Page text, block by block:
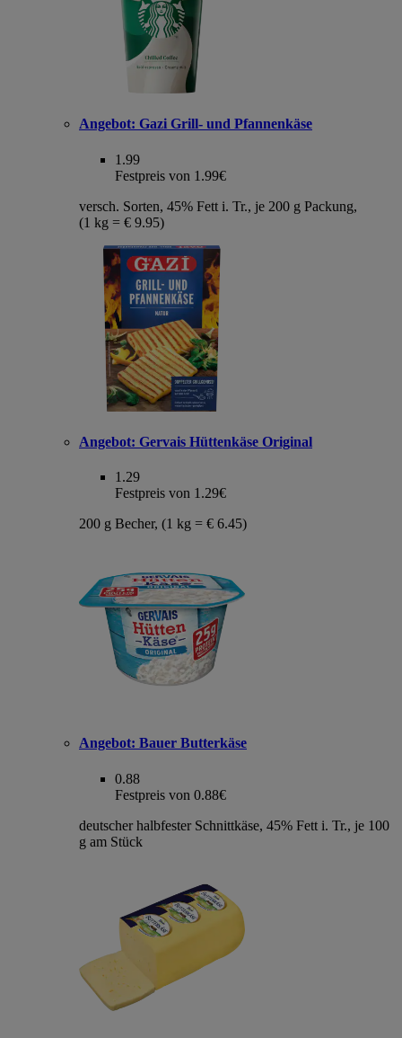
Angebot: Gazi Grill- und Pfannenkäse
1.99
Festpreis von 1.99€
versch. Sorten, 45% Fett i. Tr., je 200 g Packung,
(1 kg = € 9.95)
Angebot: Gervais Hüttenkäse Original
1.29
Festpreis von 1.29€
200 g Becher, (1 kg = € 6.45)
Angebot: Bauer Butterkäse
0.88
Festpreis von 0.88€
deutscher halbfester Schnittkäse, 45% Fett i. Tr., je 100
g am Stück